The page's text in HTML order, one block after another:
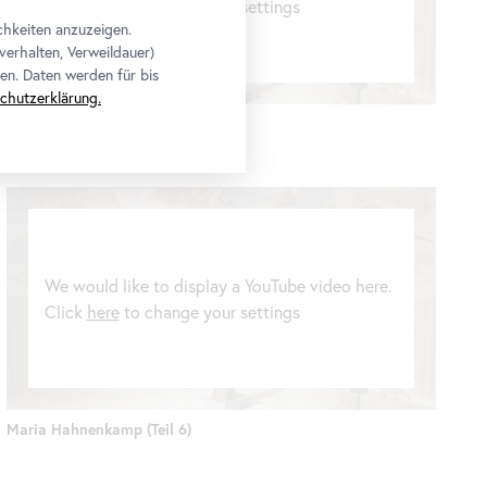
to change your settings
We would like to display a YouTube video here.
Click hereto change your settings
Maria Hahnenkamp (Teil 6)
anzuzeigen.
Verweildauer)
Daten werden für bis